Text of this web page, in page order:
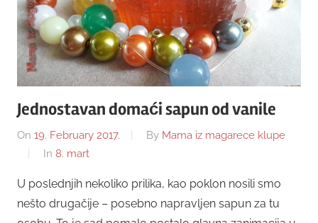
Jednostavan domaći sapun od vanile
On 19. February 2017. By Mama iz magarece klupe
In 8. mart
U poslednjih nekoliko prilika, kao poklon nosili smo
nešto drugačije – posebno napravljen sapun za tu